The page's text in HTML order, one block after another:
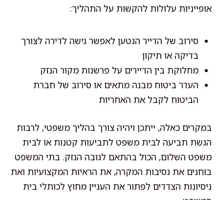
אופייניות עלולות להקשות על התהליך:
סירוב של הדייר הנטען לאפשר גישה לדירה לצורך
בדיקה או תיקון
מחלוקת בין הדיירים על פרשנות מקור הנזק
העדר ביטוח מבנה מתאים או סירוב של חברת
הביטוח לקבל את האחריות
במקרים כאלה, ייתכן ויהיה צורך בהליך משפטי, לרבות
הגשת תביעה לבית משפט לתביעות קטנות או לבית
משפט השלום, הכול בהתאם לגובה הנזק. בתי המשפט
בוחנים את נסיבות המקרה, את הראיות המקצועיות ואת
ניסיונות הצדדים לפתור את העניין מחוץ לכותלי בית